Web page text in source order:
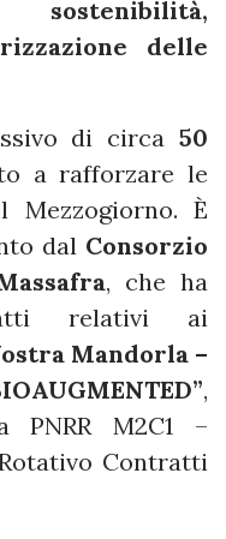
delle
di circa 50
a rafforzare le
Mezzogiorno. È
dal Consorzio
, che ha
relativi ai
Mandorla –
,
PNRR M2C1 –
Contratti